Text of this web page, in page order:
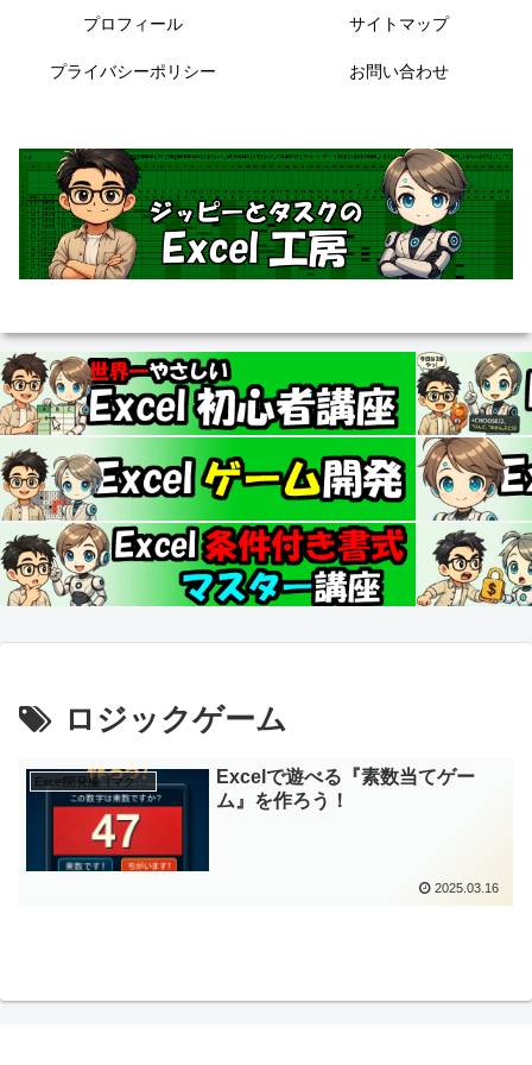
プロフィール サイトマップ
プライバシーポリシー お問い合わせ
ロジックゲーム
Excel開発編（マクロ使用）
Excelで遊べる『素数当てゲー
ム』を作ろう！
2025.03.16